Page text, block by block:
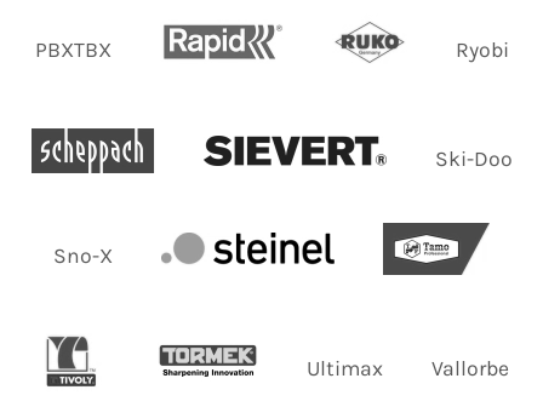
PBXTBX Ryobi
Ski-Doo
Sno-X
Ultimax Vallorbe